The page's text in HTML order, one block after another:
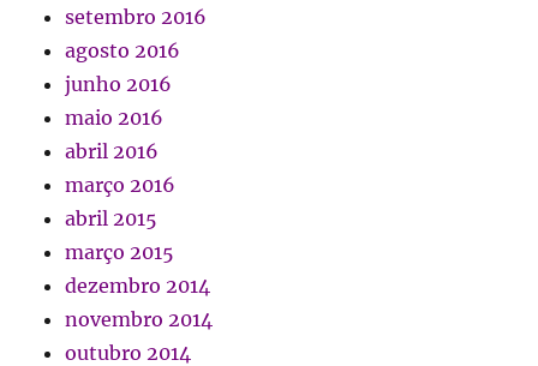
setembro 2016
agosto 2016
junho 2016
maio 2016
abril 2016
março 2016
abril 2015
março 2015
dezembro 2014
novembro 2014
outubro 2014